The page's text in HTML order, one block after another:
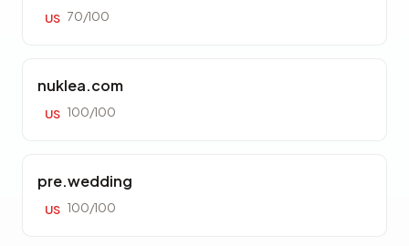
US 70/100
nuklea.com
US 100/100
pre.wedding
US 100/100